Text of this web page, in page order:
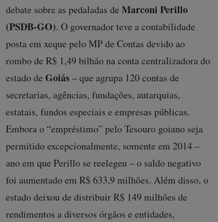
debate sobre as pedaladas de Marconi Perillo
(PSDB-GO). O governador teve a contabilidade
posta em xeque pelo MP de Contas devido ao
rombo de R$ 1,49 bilhão na conta centralizadora do
estado de Goiás – que agrupa 120 contas de
secretarias, agências, fundações, autarquias,
estatais, fundos especiais e empresas públicas.
Embora o “empréstimo” pelo Tesouro goiano seja
permitido excepcionalmente, somente em 2014 –
ano em que Perillo se reelegeu – o saldo negativo
foi aumentado em R$ 633,9 milhões. Além disso, o
estado deixou de distribuir R$ 149 milhões de
rendimentos a diversos órgãos e entidades,